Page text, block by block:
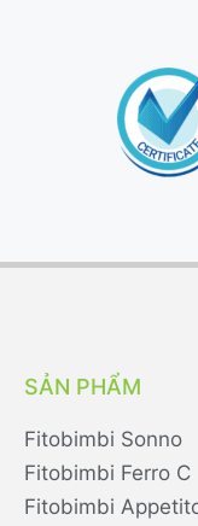
SẢN PHẨM
Fitobimbi Sonno
Fitobimbi Ferro C
Fitobimbi